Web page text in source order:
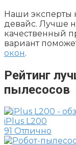
Наши эксперты
девайс. Лучше
качественный
вариант
окон.
Рейтинг
пылесосов
iPlus L200
91 Отлично